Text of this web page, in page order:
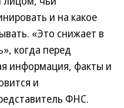
и на какое
«Это снижает в
когда перед
информация, факты и
и
ФНС.